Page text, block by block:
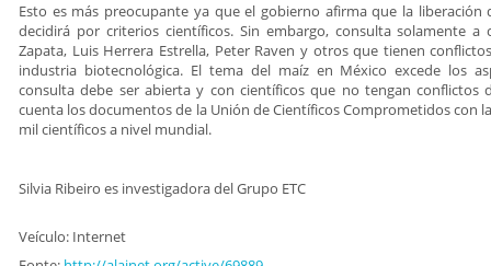
Esto es más preocupante ya que el gobierno afirma que la liberación
decidirá por criterios científicos. Sin embargo, consulta solamente a
Zapata, Luis Herrera Estrella, Peter Raven y otros que tienen
industria biotecnológica. El tema del maíz en México excede los
consulta debe ser abierta y con científicos que no tengan conflictos
cuenta los documentos de la Unión de Científicos Comprometidos con
mil científicos a nivel mundial.
Silvia Ribeiro es investigadora del Grupo ETC
Veículo: Internet